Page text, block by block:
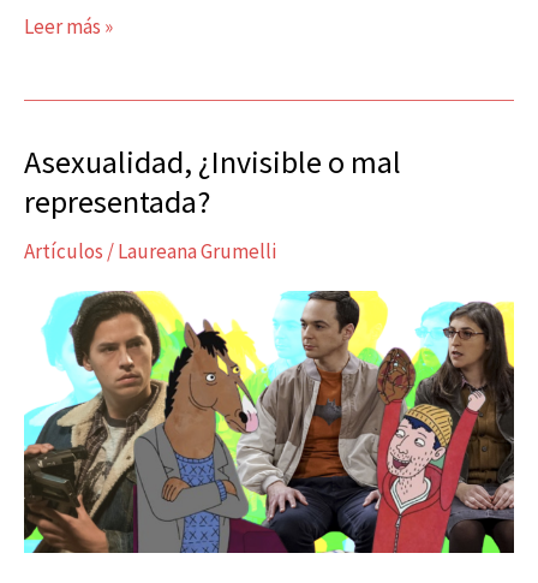
Leer más »
Asexualidad, ¿Invisible o mal
representada?
Artículos /Laureana Grumelli
Asexualidad,
¿Invisible
mal
representada?